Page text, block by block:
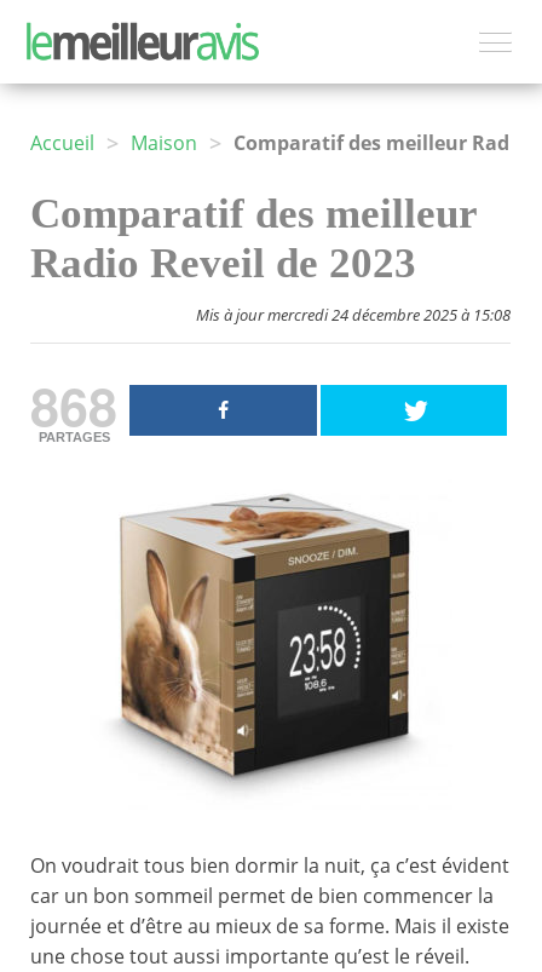
Accueil > Maison >
Comparatif des meilleur
Radio Reveil de 2023
Mis à jour mercredi 24 décembre 2025 à 15:08
868
PARTAGES
On voudrait tous bien dormir la nuit, ça c’est évident
car un bon sommeil permet de bien commencer la
journée et d’être au mieux de sa forme. Mais il existe
une chose tout aussi importante qu’est le réveil.